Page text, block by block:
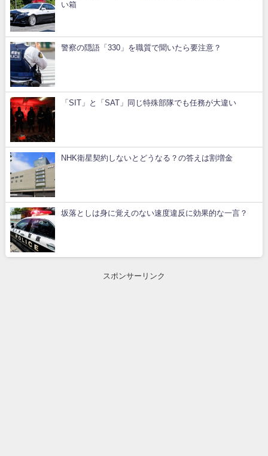
い箱
警察の隠語「330」を職質で聞いたら要注意？
「SIT」と「SAT」同じ特殊部隊でも任務が大違い
NHK衛星契約しないとどうなる？の答えは割増金
坂落としは身に覚えのない速度違反に効果的な一言？
スポンサーリンク